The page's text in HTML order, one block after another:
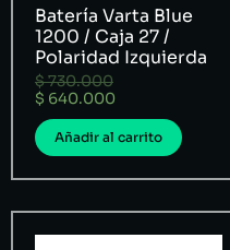
Batería Varta Blue
1200 / Caja 27 /
Polaridad Izquierda
$730.000
$ 640.000
Añadir al carrito